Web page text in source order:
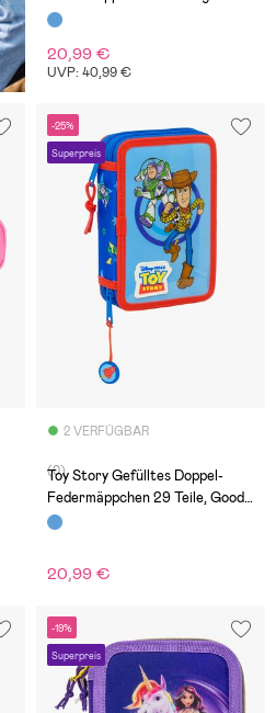
20,99 €
UVP: 40,99 €
-25%
Superpreis
2 VERFÜGBAR
(0)
Toy Story Gefülltes Doppel-
Federmäppchen 29 Teile, Good
Vibes
20,99 €
-19%
Superpreis